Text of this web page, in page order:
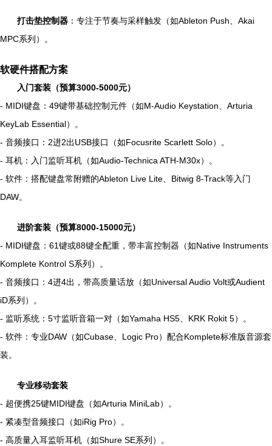
打击垫控制器 ：专注于节奏与采样触发（如Ableton Push、Akai
MPC系列）。
软硬件搭配方案
入门套装（预算3000-5000元）
- MIDI键盘：49键带基础控制元件（如M-Audio Keystation、Arturia
KeyLab Essential）。
- 音频接口：2进2出USB接口（如Focusrite Scarlett Solo）。
- 耳机：入门监听耳机（如Audio-Technica ATH-M30x）。
- 软件：搭配键盘常附赠的Ableton Live Lite、Bitwig 8-Track等入门
DAW。
进阶套装（预算8000-15000元）
- MIDI键盘：61键或88键全配重，带丰富控制器（如Native Instruments
Komplete Kontrol S系列）。
- 音频接口：4进4出，带高质量话放（如Universal Audio Volt或Audient
iD系列）。
- 监听系统：5寸监听音箱一对（如Yamaha HS5、KRK Rokit 5）。
- 软件：专业DAW（如Cubase、Logic Pro）配合Komplete标准版音源套
装。
专业移动套装
- 超便携25键MIDI键盘（如Arturia MiniLab）。
- 紧凑型音频接口（如iRig Pro）。
- 高质量入耳监听耳机（如Shure SE系列）。